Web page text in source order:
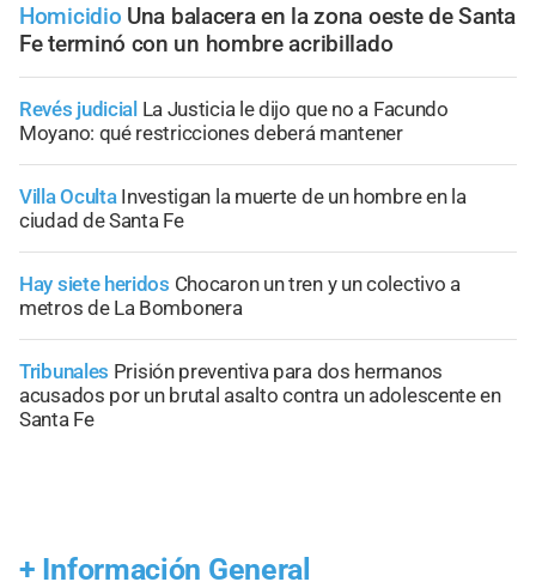
Homicidio Una balacera en la zona oeste de Santa
Fe terminó con un hombre acribillado
Revés judicial La Justicia le dijo que no a Facundo
Moyano: qué restricciones deberá mantener
Villa Oculta Investigan la muerte de un hombre en la
ciudad de Santa Fe
Hay siete heridos Chocaron un tren y un colectivo a
metros de La Bombonera
Tribunales Prisión preventiva para dos hermanos
acusados por un brutal asalto contra un adolescente en
Santa Fe
+ Información General